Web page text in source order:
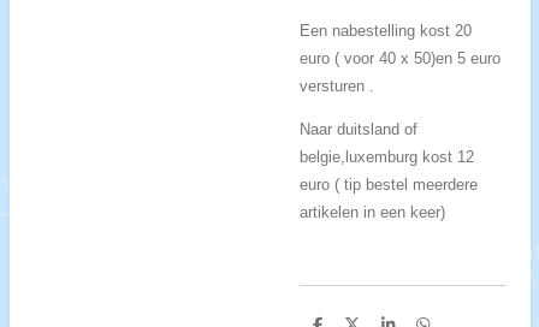
Een nabestelling kost 20
euro ( voor 40 x 50)en 5 euro
versturen .
Naar duitsland of
belgie,luxemburg kost 12
euro ( tip bestel meerdere
artikelen in een keer)